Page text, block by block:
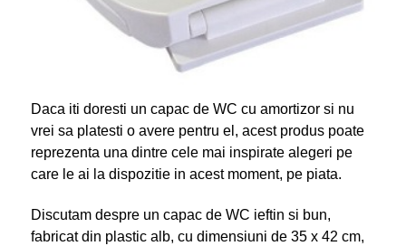
Daca iti doresti un capac de WC cu amortizor si nu
vrei sa platesti o avere pentru el, acest produs poate
reprezenta una dintre cele mai inspirate alegeri pe
care le ai la dispozitie in acest moment, pe piata.
Discutam despre un capac de WC ieftin si bun,
fabricat din plastic alb, cu dimensiuni de 35 x 42 cm,